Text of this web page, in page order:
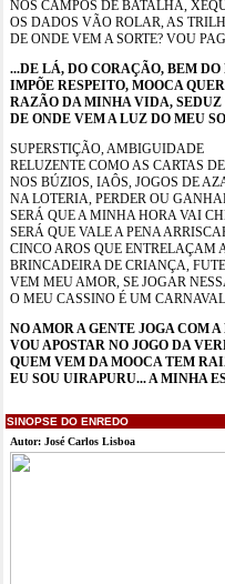
NOS CAMPOS DE BATALHA,
OS DADOS VÃO ROLAR, AS
DE ONDE VEM A SORTE? VOU
...DE LÁ, DO CORAÇÃO, BEM DO
IMPÕE RESPEITO, MOOCA
RAZÃO DA MINHA VIDA, SEDUZ
DE ONDE VEM A LUZ DO MEU
SUPERSTIÇÃO, AMBIGUIDADE
RELUZENTE COMO AS CARTAS
NOS BÚZIOS, IAÔS, JOGOS DE
NA LOTERIA, PERDER OU
SERÁ QUE A MINHA HORA VAI
SERÁ QUE VALE A PENA
CINCO AROS QUE ENTRELAÇAM
BRINCADEIRA DE CRIANÇA,
VEM MEU AMOR, SE JOGAR
O MEU CASSINO É UM
NO AMOR A GENTE JOGA COM
VOU APOSTAR NO JOGO DA
QUEM VEM DA MOOCA TEM
EU SOU UIRAPURU... A MINHA
SINOPSE DO ENREDO
Autor: José Carlos Lisboa